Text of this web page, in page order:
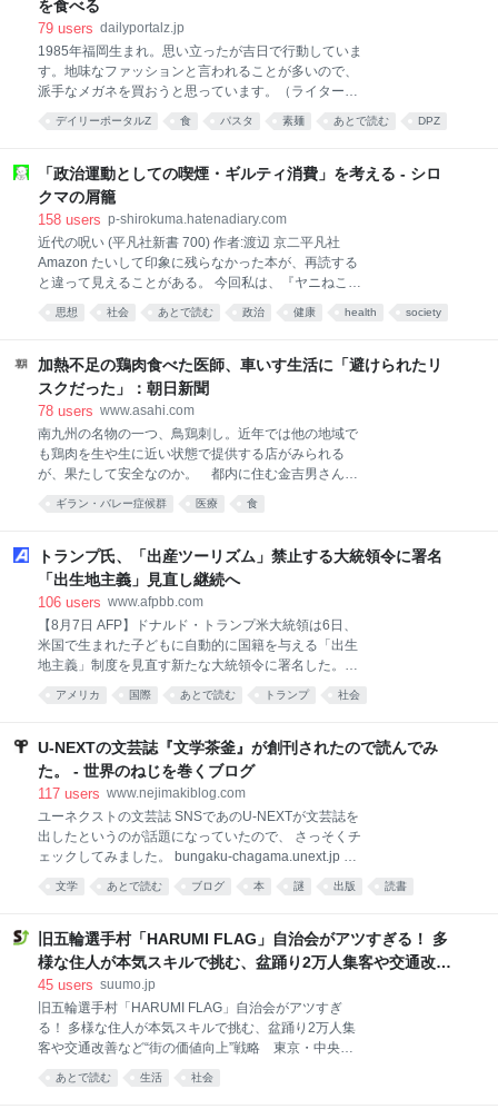
たらしい。 問題はS県で給食業務を受託している施設
に通ってなくて赤いままだったのだ。施設利用者に届
く前の検食で発覚したので実害はなかった。指摘され
てその場で謝罪、ただちに調理し直して提供した。施
設からは原因の究明と対応策を求められた。ところが
対応がなされないなら解約も考える
を食べる
79 users dailyportalz.jp
1985年福岡生まれ。思い立ったが吉日で行動していま
す。地味なファッションと言われることが多いので、
派手なメガネを買おうと思っています。（ライター
wiki） 前の記事：かつて日本にも生息していたチョウ
ザメを食べる ＞ 個人サイト ＞note 揖保乃糸とは 本能
たくなる。糸のように細く、雲のように白いそうめん
は夏を代表する、涼を感じることができる食べ物だ。
食べると実に美味しい。ツルツルといくらでも食べる
んと言えば「揖保乃糸」。その存在は誰もが知るもの
だろう。実は揖保乃糸は一社で作っているものではな
い。兵庫県手延素麺協同組合の商標だ。前進となる
「播磨国揖東西両郡素麺営業組合」は明治20年に誕生
る。組
デイリーポータルZ 食 パスタ 素麺 あとで読む DPZ
「政治運動としての喫煙・ギルティ消費」を考える - シロ
クマの屑籠
158 users p-shirokuma.hatenadiary.com
近代の呪い (平凡社新書 700) 作者:渡辺 京二平凡社
Amazon たいして印象に残らなかった本が、再読する
と違って見えることがある。 今回私は、『ヤニねこ』
や『ドカ食いダイスキ！もちづきさん』を思い出しな
がら上掲新書を再読し、前と違う印象を得た。 衛生化
（否、そうではない） この『近代の呪い』という本
は、そのタイトルどおり近代という時代、近代という
体制に対してけっこう手厳しい感じの本だ。近代社会
由、前近代の民衆にとって好ましく、お偉いさんのい
うことをきかなくても済んだ部分までもが容赦のない
中央集権化や社会契約化によってかき消されていく様
子なども批判的に書いている。国民のひとりひとりが
か、みたいなことま
思想 社会 あとで読む 政治 健康 health society
加熱不足の鶏肉食べた医師、車いす生活に「避けられたリ
スクだった」：朝日新聞
78 users www.asahi.com
南九州の名物の一つ、鳥鶏刺し。近年では他の地域で
も鶏肉を生や生に近い状態で提供する店がみられる
が、果たして安全なのか。 都内に住む金吉男さん
(67)は2023年12月27日朝、自宅で左手に違和感を覚…
ギラン・バレー症候群 医療 食
トランプ氏、「出産ツーリズム」禁止する大統領令に署名
「出生地主義」見直し継続へ
106 users www.afpbb.com
【8月7日 AFP】ドナルド・トランプ米大統領は6日、
米国で生まれた子どもに自動的に国籍を与える「出生
地主義」制度を見直す新たな大統領令に署名した。米
国籍取得を目的とした「出産⁠ツーリズム」を禁じる内​
容。 米最高裁は6月30日、トランプ政権の出生地主義
ド・ブランシュ米司法長官代行は判決を受け、出産ツ
ーリズムに対する取り締まりを一段と強化する方針を
明らかにしていた。 トランプ氏はホワイトハウスで記
かり茶番になってしまった」と述べ、国籍取得の出産
を目的とした入国を非難した。 最高裁の違憲判断につ
いて、「極めて残念」と改めて述べた上で、「これは
非常に不公平なので調整を行っている」と語った。 ス
活動に関与す
アメリカ 国際 あとで読む トランプ 社会
U-NEXTの文芸誌『文学茶釜』が創刊されたので読んでみ
た。 - 世界のねじを巻くブログ
117 users www.nejimakiblog.com
ユーネクストの文芸誌 SNSであのU-NEXTが文芸誌を
出したというのが話題になっていたので、 さっそくチ
ェックしてみました。 bungaku-chagama.unext.jp 創
刊の挨拶も中の人が見える感じで良い。 ・創刊のご挨
拶 | WEB文芸誌 文学茶釜（何が出るかな） 現実が逼迫
ます。いや、もはや問われてすらいないのかもしれま
せん。20年続く業界の斜陽化は、多くの人々の内にあ
る「無意味である」という結論を表しているのかもし
れ固有の想像力を持つ表現者の、自由な創造物を世に
送り出すための場所です。 作品は時に、読む・見る・
聞く人の心を搔き乱すような強烈な疑問や、ハレーシ
ョンを孕みます。 そんな作品についてのお言葉はぜひ
文学 あとで読む ブログ 本 謎 出版 読書
旧五輪選手村「HARUMI FLAG」自治会がアツすぎる！ 多
様な住人が本気スキルで挑む、盆踊り2万人集客や交通改善
など“街の価値向上”戦略 東京・中央区
45 users suumo.jp
旧五輪選手村「HARUMI FLAG」自治会がアツすぎ
る！ 多様な住人が本気スキルで挑む、盆踊り2万人集
客や交通改善など“街の価値向上”戦略 東京・中央区
2026年7月11日・12日の2日間、東京ベイブリッジを
真正面に望む東京湾岸の絶景スポット「晴海ふ頭公
あとで読む 生活 社会